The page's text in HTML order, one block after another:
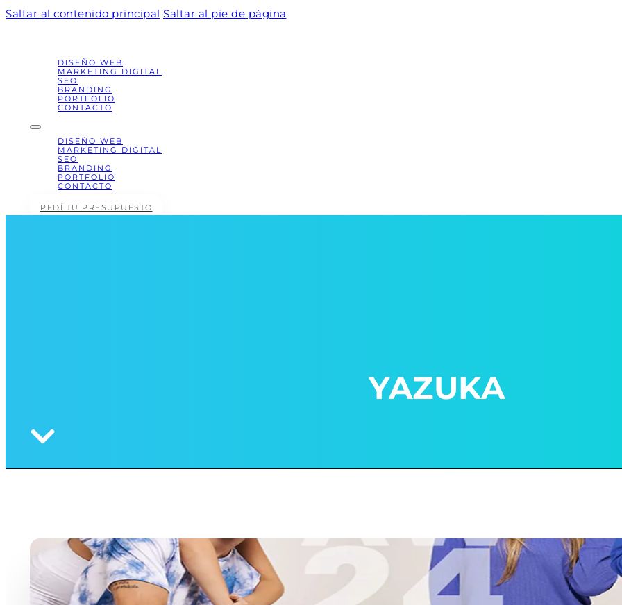
Saltar al contenido principal Saltar al pie de página
DISEÑO WEB
MARKETING DIGITAL
SEO
BRANDING
PORTFOLIO
CONTACTO
DISEÑO WEB
MARKETING DIGITAL
SEO
BRANDING
PORTFOLIO
CONTACTO
PEDÍ TU PRESUPUESTO
YAZUKA